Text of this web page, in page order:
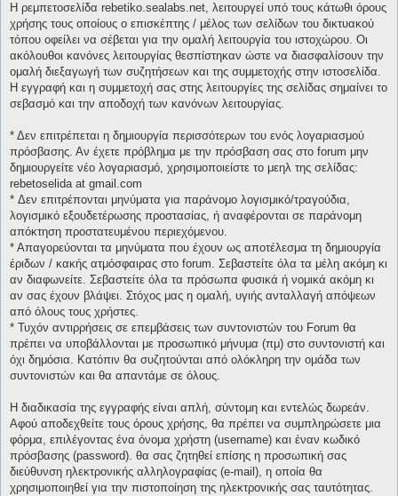
Η ρεμπετοσελίδα rebetiko.sealabs.net, λειτουργεί υπό τους κάτωθι όρους
χρήσης τους οποίους ο επισκέπτης / μέλος των σελίδων του δικτυακού
τόπου οφείλει να σέβεται για την ομαλή λειτουργία του ιστοχώρου. Οι
ακόλουθοι κανόνες λειτουργίας θεσπίστηκαν ώστε να διασφαλίσουν την
ομαλή διεξαγωγή των συζητήσεων και της συμμετοχής στην ιστοσελίδα.
Η εγγραφή και η συμμετοχή σας στης λειτουργίες της σελίδας σημαίνει το
σεβασμό και την αποδοχή των κανόνων λειτουργίας.
* Δεν επιτρέπεται η δημιουργία περισσότερων του ενός λογαριασμού
πρόσβασης. Αν έχετε πρόβλημα με την πρόσβαση σας στο forum μην
δημιουργείτε νέο λογαριασμό, χρησιμοποιείστε το μεηλ της σελίδας:
rebetoselida at gmail.com
* Δεν επιτρέπονται μηνύματα για παράνομο λογισμικό/τραγούδια,
λογισμικό εξουδετέρωσης προστασίας, ή αναφέρονται σε παράνομη
απόκτηση προστατευμένου περιεχόμενου.
* Απαγορεύονται τα μηνύματα που έχουν ως αποτέλεσμα τη δημιουργία
έριδων / κακής ατμόσφαιρας στο forum. Σεβαστείτε όλα τα μέλη ακόμη κι
αν διαφωνείτε. Σεβαστείτε όλα τα πρόσωπα φυσικά ή νομικά ακόμη κι
αν σας έχουν βλάψει. Στόχος μας η ομαλή, υγιής ανταλλαγή απόψεων
από όλους τους χρήστες.
* Τυχόν αντιρρήσεις σε επεμβάσεις των συντονιστών του Forum θα
πρέπει να υποβάλλονται με προσωπικό μήνυμα (πμ) στο συντονιστή και
όχι δημόσια. Κατόπιν θα συζητούνται από ολόκληρη την ομάδα των
συντονιστών και θα απαντάμε σε όλους.
Η διαδικασία της εγγραφής είναι απλή, σύντομη και εντελώς δωρεάν.
Αφού αποδεχθείτε τους όρους χρήσης, θα πρέπει να συμπληρώσετε μια
φόρμα, επιλέγοντας ένα όνομα χρήστη (username) και έναν κωδικό
πρόσβασης (password). θα σας ζητηθεί επίσης η προσωπική σας
διεύθυνση ηλεκτρονικής αλληλογραφίας (e-mail), η οποία θα
χρησιμοποιηθεί για την πιστοποίηση της ηλεκτρονικής σας ταυτότητας.